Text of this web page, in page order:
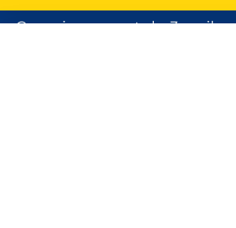
Camping ouvert du 3 avril